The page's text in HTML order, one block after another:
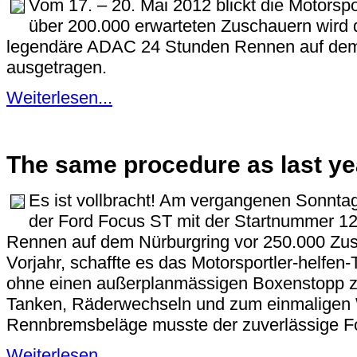
Vom 17. – 20. Mai 2012 blickt die
über 200.000 erwarteten Zuschauern
legendäre ADAC 24 Stunden Rennen auf
ausgetragen.
Weiterlesen...
The same procedure as last
Es ist vollbracht! Am vergangenen
der Ford Focus ST mit der Startnummer
Rennen auf dem Nürburgring vor 250.000
Vorjahr, schaffte es das Motorsportler-
ohne einen außerplanmässigen Boxenstopp
Tanken, Räderwechseln und zum
Rennbremsbeläge musste der zuverlässige